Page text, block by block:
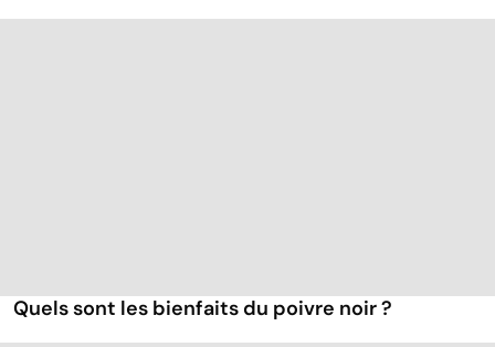
Quels sont les bienfaits du poivre noir ?